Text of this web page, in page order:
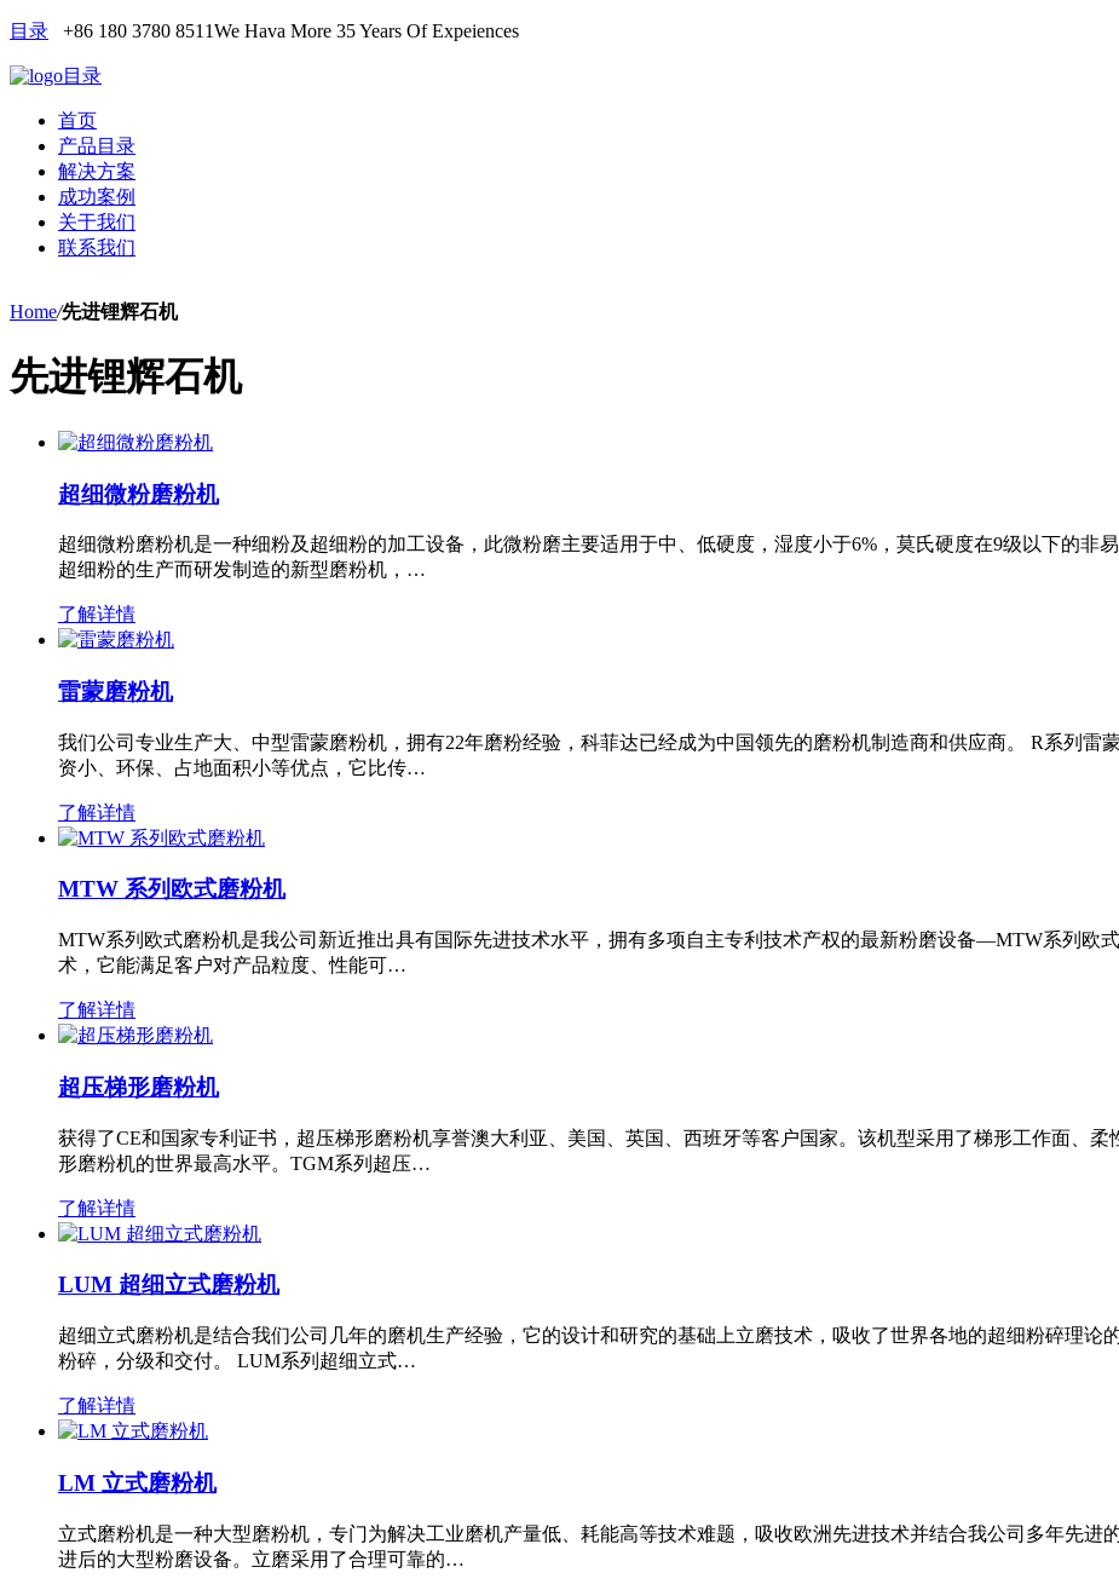
目录 +86 180 3780 8511We Hava More 35 Years Of Expeiences
目录
首页
产品目录
解决方案
成功案例
关于我们
联系我们
Home/先进锂辉石机
先进锂辉石机
超细微粉磨粉机
超细微粉磨粉机是一种细粉及超细粉的加工设备，此微粉磨主要适用于中、低硬度，湿度小于6%，莫氏硬度在9级以下的非
超细粉的生产而研发制造的新型磨粉机，…
了解详情
雷蒙磨粉机
我们公司专业生产大、中型雷蒙磨粉机，拥有22年磨粉经验，科菲达已经成为中国领先的磨粉机制造商和供应商。 R系列雷
资小、环保、占地面积小等优点，它比传…
了解详情
MTW 系列欧式磨粉机
MTW系列欧式磨粉机是我公司新近推出具有国际先进技术水平，拥有多项自主专利技术产权的最新粉磨设备—MTW系列欧
术，它能满足客户对产品粒度、性能可…
了解详情
超压梯形磨粉机
获得了CE和国家专利证书，超压梯形磨粉机享誉澳大利亚、美国、英国、西班牙等客户国家。该机型采用了梯形工作面、
形磨粉机的世界最高水平。TGM系列超压…
了解详情
LUM 超细立式磨粉机
超细立式磨粉机是结合我们公司几年的磨机生产经验，它的设计和研究的基础上立磨技术，吸收了世界各地的超细粉碎理论
粉碎，分级和交付。 LUM系列超细立式…
了解详情
LM 立式磨粉机
立式磨粉机是一种大型磨粉机，专门为解决工业磨机产量低、耗能高等技术难题，吸收欧洲先进技术并结合我公司多年先进
进后的大型粉磨设备。立磨采用了合理可靠的…